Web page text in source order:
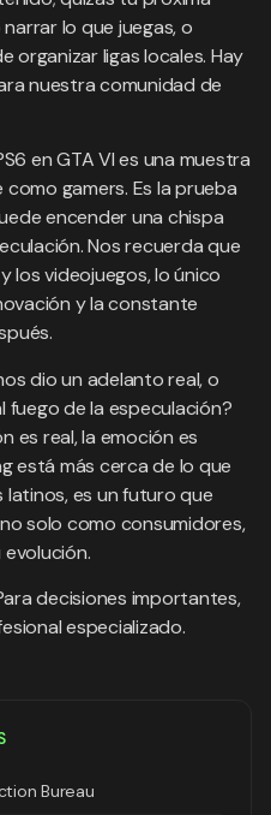
lo que juegas, o
organizar ligas locales. Hay
nuestra comunidad de
en GTA VI es una muestra
gamers. Es la prueba
encender una chispa
Nos recuerda que
los videojuegos, lo único
y la constante
dio un adelanto real, o
fuego de la especulación?
es real, la emoción es
está más cerca de lo que
latinos, es un futuro que
solo como consumidores,
decisiones importantes,
especializado.
Bureau